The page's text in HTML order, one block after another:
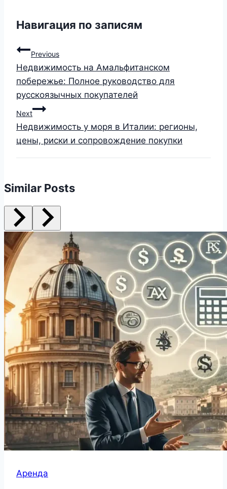
Навигация по записям
Previous
Недвижимость на Амальфитанском
побережье: Полное руководство для
русскоязычных покупателей
Next
Недвижимость у моря в Италии: регионы,
цены, риски и сопровождение покупки
Similar Posts
Аренда